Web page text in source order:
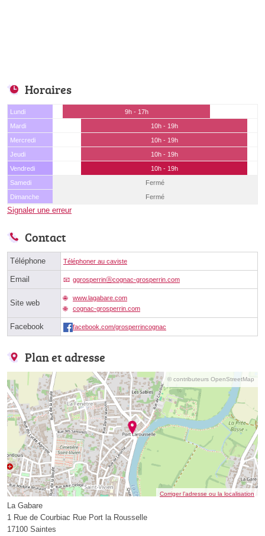
Horaires
Lundi
9h - 17h
Mardi
10h - 19h
Mercredi
10h - 19h
Jeudi
10h - 19h
Vendredi
10h - 19h
Samedi
Fermé
Dimanche
Fermé
Signaler une erreur
Contact
Téléphone Téléphoner au caviste
Email ggrosperrinⓐcognac-grosperrin.com
Site web
www.lagabare.com
cognac-grosperrin.com
Facebook facebook.com/grosperrincognac
Plan et adresse
© contributeurs OpenStreetMap
Corriger l’adresse ou la localisation
La Gabare
1 Rue de Courbiac Rue Port la Rousselle
17100 Saintes